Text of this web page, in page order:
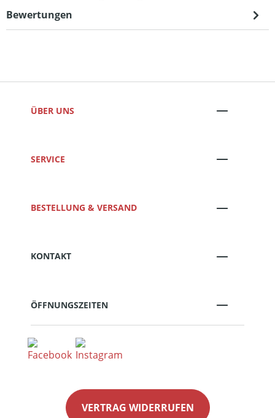
Bewertungen
ÜBER UNS
SERVICE
BESTELLUNG & VERSAND
KONTAKT
ÖFFNUNGSZEITEN
VERTRAG WIDERRUFEN